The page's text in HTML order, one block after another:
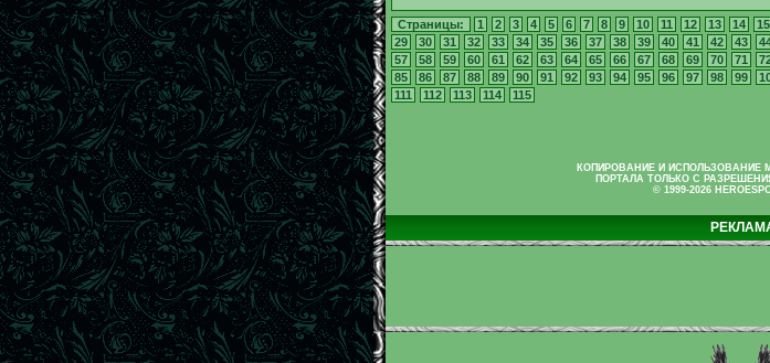
Страницы: 1 2 3 4 5 6 7 8 9 10 11 12 13 14 15
29
30 31 32 33 34 35 36 37 38 39 40 41 42 43
57
58 59 60 61 62 63 64 65 66 67 68 69 70 71
85
86 87 88 89 90 91 92 93 94 95 96 97 98 99
111
112 113 114 115
КОПИРОВАНИЕ И ИСПОЛЬЗОВАНИЕ
ПОРТАЛА ТОЛЬКО С
© 1999-2026